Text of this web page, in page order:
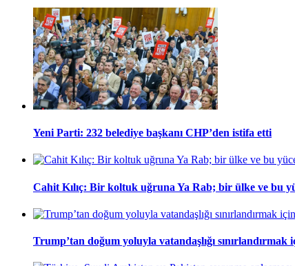
Yeni Parti: 232 belediye başkanı CHP’den istifa etti
Cahit Kılıç: Bir koltuk uğruna Ya Rab; bir ülke ve bu
Trump’tan doğum yoluyla vatandaşlığı sınırlandırmak